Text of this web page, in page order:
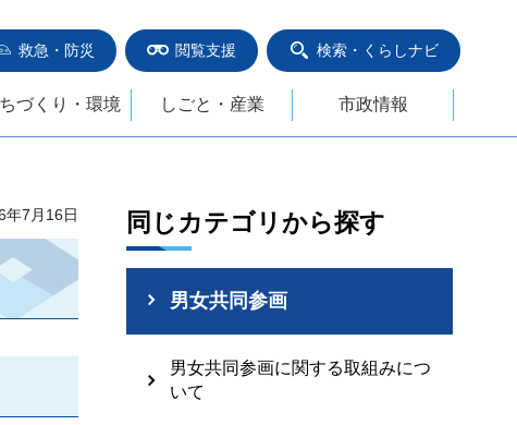
救急・防災 閲覧支援 検索・くらしナビ
づくり・環境 しごと・産業 市政情報
年7月16日 同じカテゴリから探す
男女共同参画
男女共同参画に関する取組みにつ
いて